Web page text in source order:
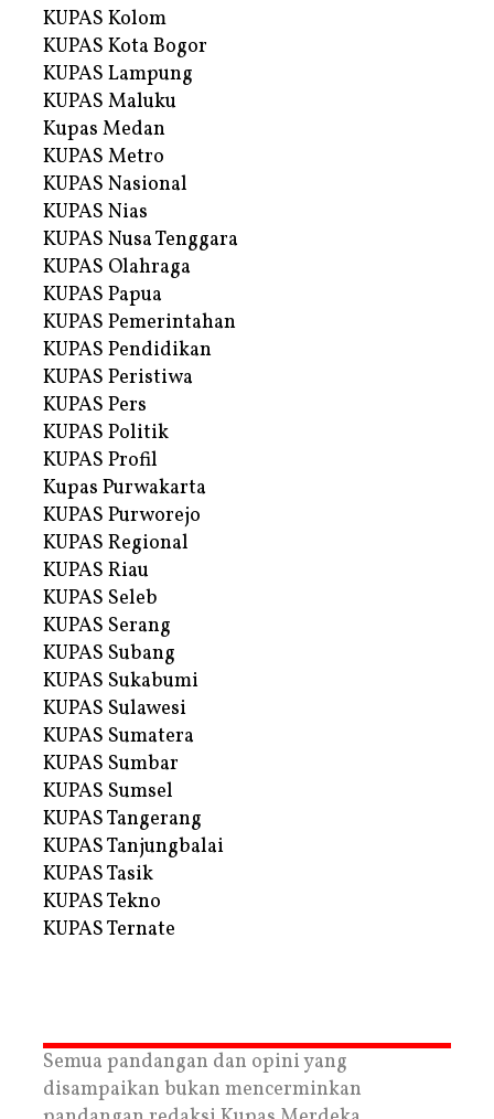
KUPAS Kolom
KUPAS Kota Bogor
KUPAS Lampung
KUPAS Maluku
Kupas Medan
KUPAS Metro
KUPAS Nasional
KUPAS Nias
KUPAS Nusa Tenggara
KUPAS Olahraga
KUPAS Papua
KUPAS Pemerintahan
KUPAS Pendidikan
KUPAS Peristiwa
KUPAS Pers
KUPAS Politik
KUPAS Profil
Kupas Purwakarta
KUPAS Purworejo
KUPAS Regional
KUPAS Riau
KUPAS Seleb
KUPAS Serang
KUPAS Subang
KUPAS Sukabumi
KUPAS Sulawesi
KUPAS Sumatera
KUPAS Sumbar
KUPAS Sumsel
KUPAS Tangerang
KUPAS Tanjungbalai
KUPAS Tasik
KUPAS Tekno
KUPAS Ternate
Semua pandangan dan opini yang
disampaikan bukan mencerminkan